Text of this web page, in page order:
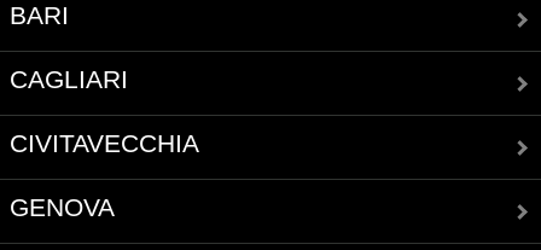
BARI
CAGLIARI
CIVITAVECCHIA
GENOVA